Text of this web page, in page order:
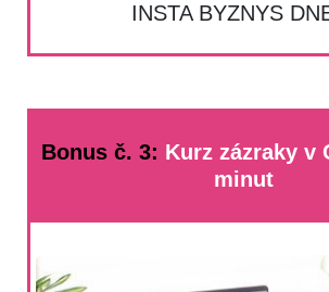
INSTA BYZNYS
Bonus č. 3: Kurz zázraky v
minut